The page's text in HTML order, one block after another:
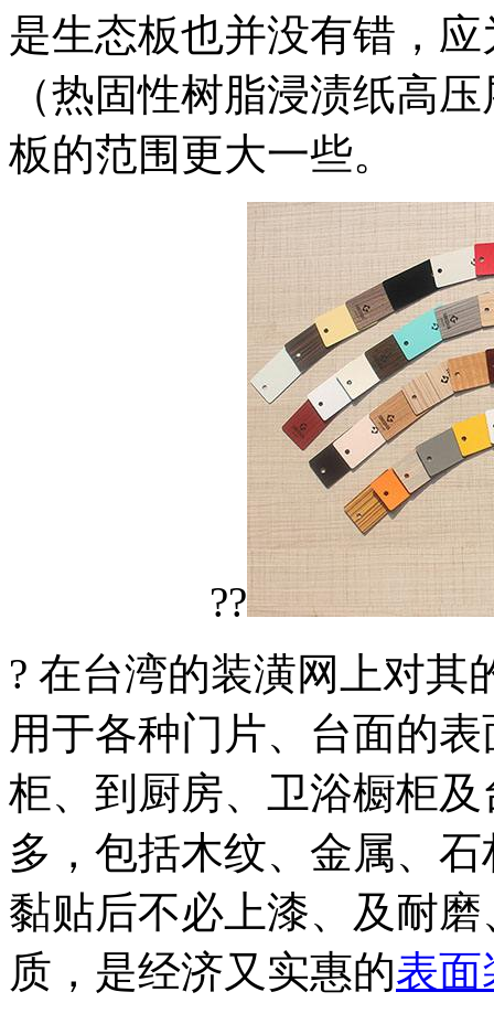
是生态板也并没有错，
（热固性树脂浸渍纸高
板的范围更大一些。
??
? 在台湾的装潢网上对其
用于各种门片、台面的
柜、到厨房、卫浴橱柜
多，包括木纹、金属、
黏贴后不必上漆、及耐
质，是经济又实惠的表面